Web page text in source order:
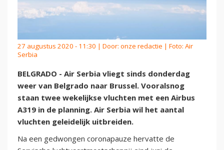
27 augustus 2020 - 11:30 | Door: onze redactie | Foto: Air
Serbia
BELGRADO - Air Serbia vliegt sinds donderdag
weer van Belgrado naar Brussel. Vooralsnog
staan twee wekelijkse vluchten met een Airbus
A319 in de planning. Air Serbia wil het aantal
vluchten geleidelijk uitbreiden.
Na een gedwongen coronapauze hervatte de